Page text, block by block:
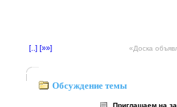
[..] [»»] «Доска
Обсуждение темы
Приглашаем на